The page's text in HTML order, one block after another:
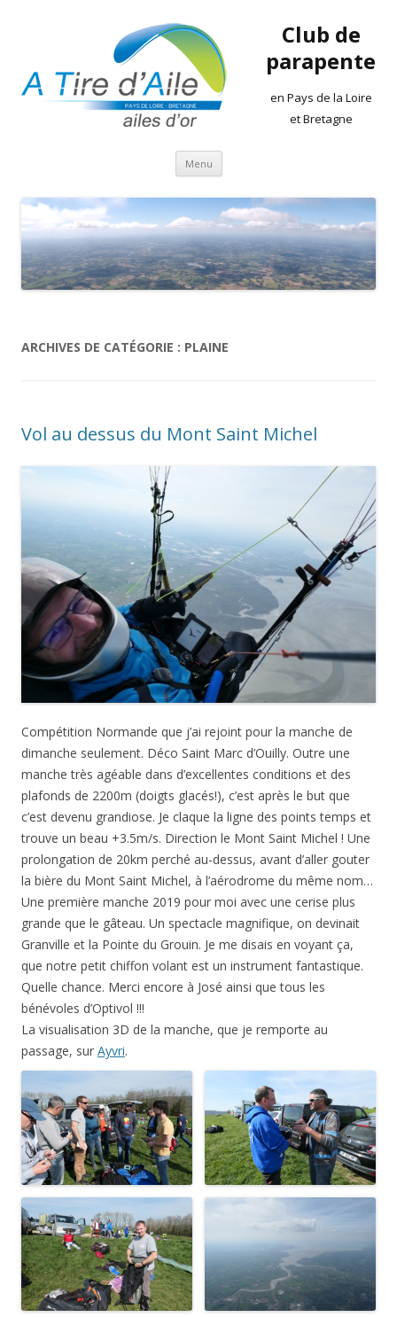
Club de
parapente
en Pays de la Loire
et Bretagne
Menu Aller
contenu
ARCHIVES DE CATÉGORIE : PLAINE
Vol au dessus du Mont Saint Michel
Compétition Normande que j’ai rejoint pour la manche de
dimanche seulement. Déco Saint Marc d’Ouilly. Outre une
manche très agéable dans d’excellentes conditions et des
plafonds de 2200m (doigts glacés!), c’est après le but que
c’est devenu grandiose. Je claque la ligne des points temps et
trouve un beau +3.5m/s. Direction le Mont Saint Michel ! Une
prolongation de 20km perché au-dessus, avant d’aller gouter
la bière du Mont Saint Michel, à l’aérodrome du même nom…
Une première manche 2019 pour moi avec une cerise plus
grande que le gâteau. Un spectacle magnifique, on devinait
Granville et la Pointe du Grouin. Je me disais en voyant ça,
que notre petit chiffon volant est un instrument fantastique.
Quelle chance. Merci encore à José ainsi que tous les
bénévoles d’Optivol !!!
La visualisation 3D de la manche, que je remporte au
passage, sur Ayvri.